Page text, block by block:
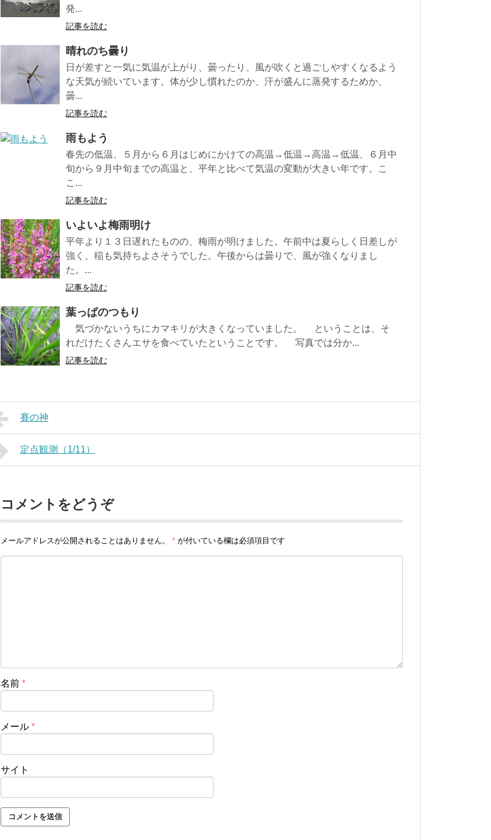
発...
記事を読む
晴れのち曇り
日が差すと一気に気温が上がり、曇ったり、風が吹くと過ごしやすくなるよう
な天気が続いています。体が少し慣れたのか、汗が盛んに蒸発するためか、
曇...
記事を読む
雨もよう
春先の低温、５月から６月はじめにかけての高温→低温→高温→低温、６月中
旬から９月中旬までの高温と、平年と比べて気温の変動が大きい年です。こ
こ...
記事を読む
いよいよ梅雨明け
平年より１３日遅れたものの、梅雨が明けました。午前中は夏らしく日差しが
強く、稲も気持ちよさそうでした。午後からは曇りで、風が強くなりまし
た。...
記事を読む
葉っぱのつもり
気づかないうちにカマキリが大きくなっていました。 ということは、そ
れだけたくさんエサを食べていたということです。 写真では分か...
記事を読む
賽の神
定点観測（1/11）
コメントをどうぞ
メールアドレスが公開されることはありません。 * が付いている欄は必須項目です
名前 *
メール *
サイト